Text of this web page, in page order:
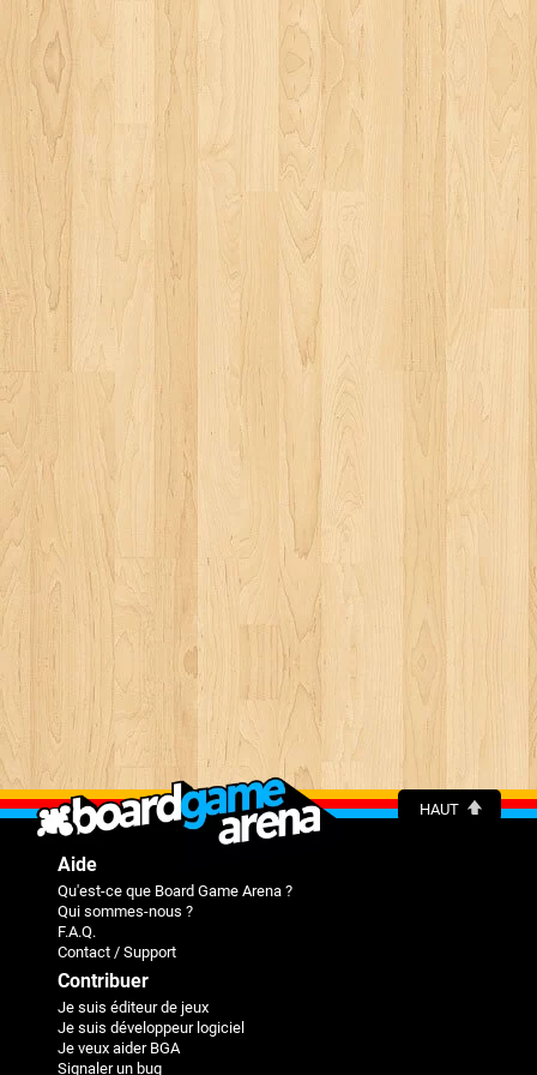
HAUT
Aide
Qu'est-ce que Board Game Arena ?
Qui sommes-nous ?
F.A.Q.
Contact / Support
Contribuer
Je suis éditeur de jeux
Je suis développeur logiciel
Je veux aider BGA
Signaler un bug